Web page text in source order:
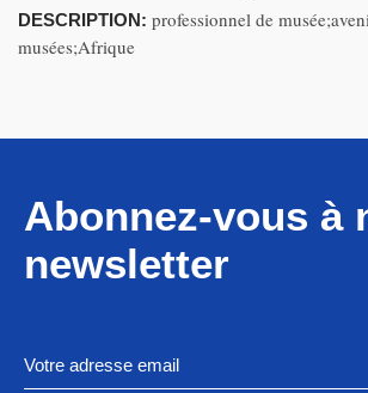
DESCRIPTION: professionnel de
musées;Afrique
Abonnez-vous à
newsletter